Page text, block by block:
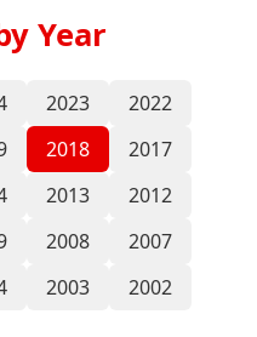
Year
2023
2022
2018
2017
2013
2012
2008
2007
2003 2002